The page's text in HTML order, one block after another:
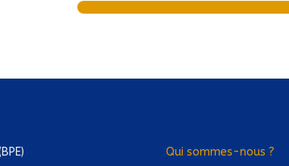
Qui sommes-nous ?